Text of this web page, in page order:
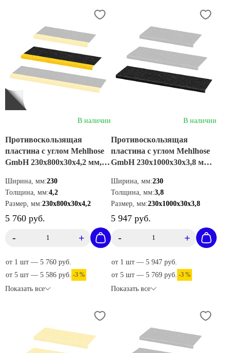
В наличии
Противоскользящая
пластина с углом Mehlhose
GmbH 230х800х30х4,2 мм,
GKXW2300800
Ширина, мм:230
Толщина, мм:4,2
Размер, мм:230х800х30х4,2
5 760 руб.
- +
от 1 шт — 5 760 руб.
от 5 шт — 5 586 руб. -3 %
Показать все
В наличии
Противоскользящая
пластина с углом Mehlhose
GmbH 230х1000х30х3,8 мм,
Ширина, мм:230
Толщина, мм:3,8
Размер, мм:230х1000х30х3,8
5 947 руб.
- +
от 1 шт — 5 947 руб.
от 5 шт — 5 769 руб. -3 %
Показать все